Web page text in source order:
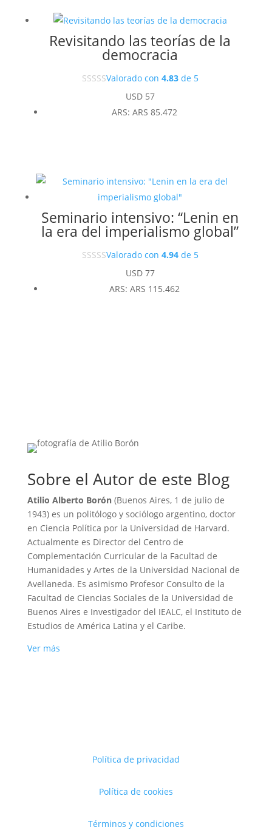
Revisitando las teorías de la
democracia
Valorado con 4.83de 5
USD57
ARS: ARS 85.472
Seminario intensivo: “Lenin en
la era del imperialismo global”
Valorado con 4.94de 5
USD77
ARS: ARS 115.462
Sobre el Autor de este Blog
Atilio Alberto Borón(Buenos Aires, 1 de julio de
1943) es un politólogo y sociólogo argentino, doctor
en Ciencia Política por la Universidad de Harvard.
Actualmente es Director del Centro de
Complementación Curricular de la Facultad de
Humanidades y Artes de la Universidad Nacional de
Avellaneda. Es asimismo Profesor Consulto de la
Facultad de Ciencias Sociales de la Universidad de
Buenos Aires e Investigador del IEALC, el Instituto de
Estudios de América Latina y el Caribe.
Ver más
Política de privacidad
Política de cookies
Términos y condiciones